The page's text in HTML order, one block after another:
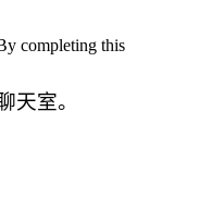
completing this
天室。